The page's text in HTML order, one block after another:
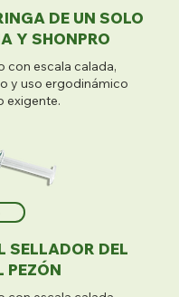
DE UN SOLO
Y SHONPRO
con escala calada,
y uso ergodinámico
exigente.
SELLADOR DEL
PEZÓN